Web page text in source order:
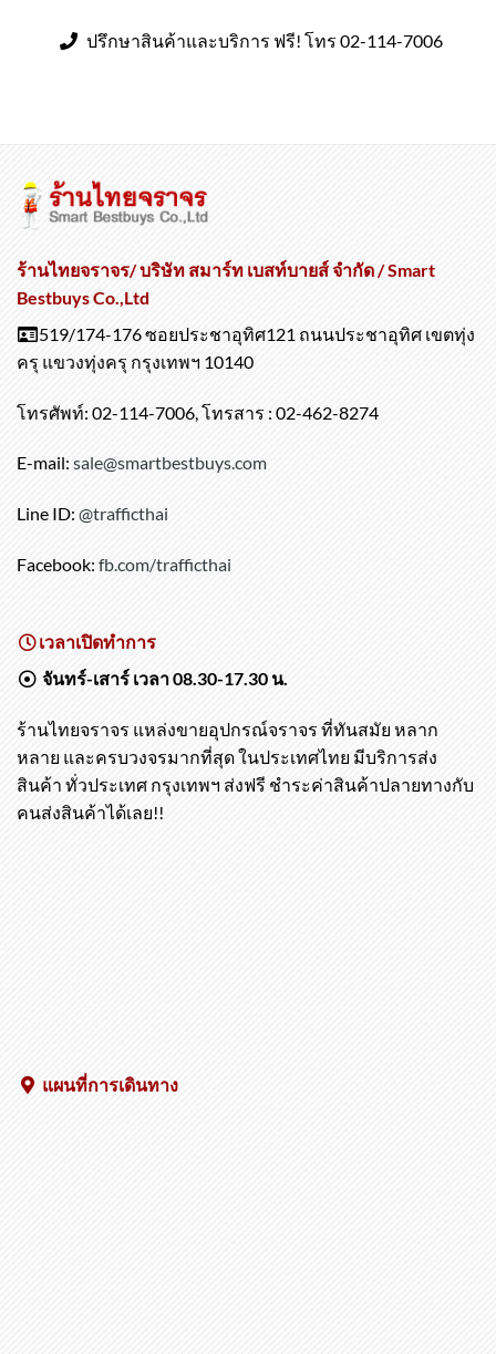
Bestbuys Co.,Ltd
519/174-176 ซอยประชาอุทิศ121 ถนนประชาอุทิศ เขตทุ่ง
ครุ แขวงทุ่งครุ กรุงเทพฯ 10140
โทรศัพท์: 02-114-7006, โทรสาร : 02-462-8274
E-mail:sale@smartbestbuys.com
Line ID:@trafficthai
เวลาเปิดทำการ
จันทร์-เสาร์ เวลา 08.30-17.30 น.
ร้านไทยจราจร แหล่งขายอุปกรณ์จราจร ที่ทันสมัย หลาก
หลาย และครบวงจรมากที่สุด ในประเทศไทย มีบริการส่ง